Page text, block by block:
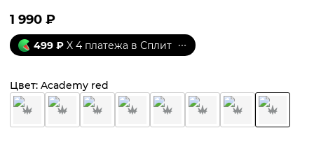
1 990 ₽
499 ₽ X 4 платежа в Сплит
Цвет: Academy red